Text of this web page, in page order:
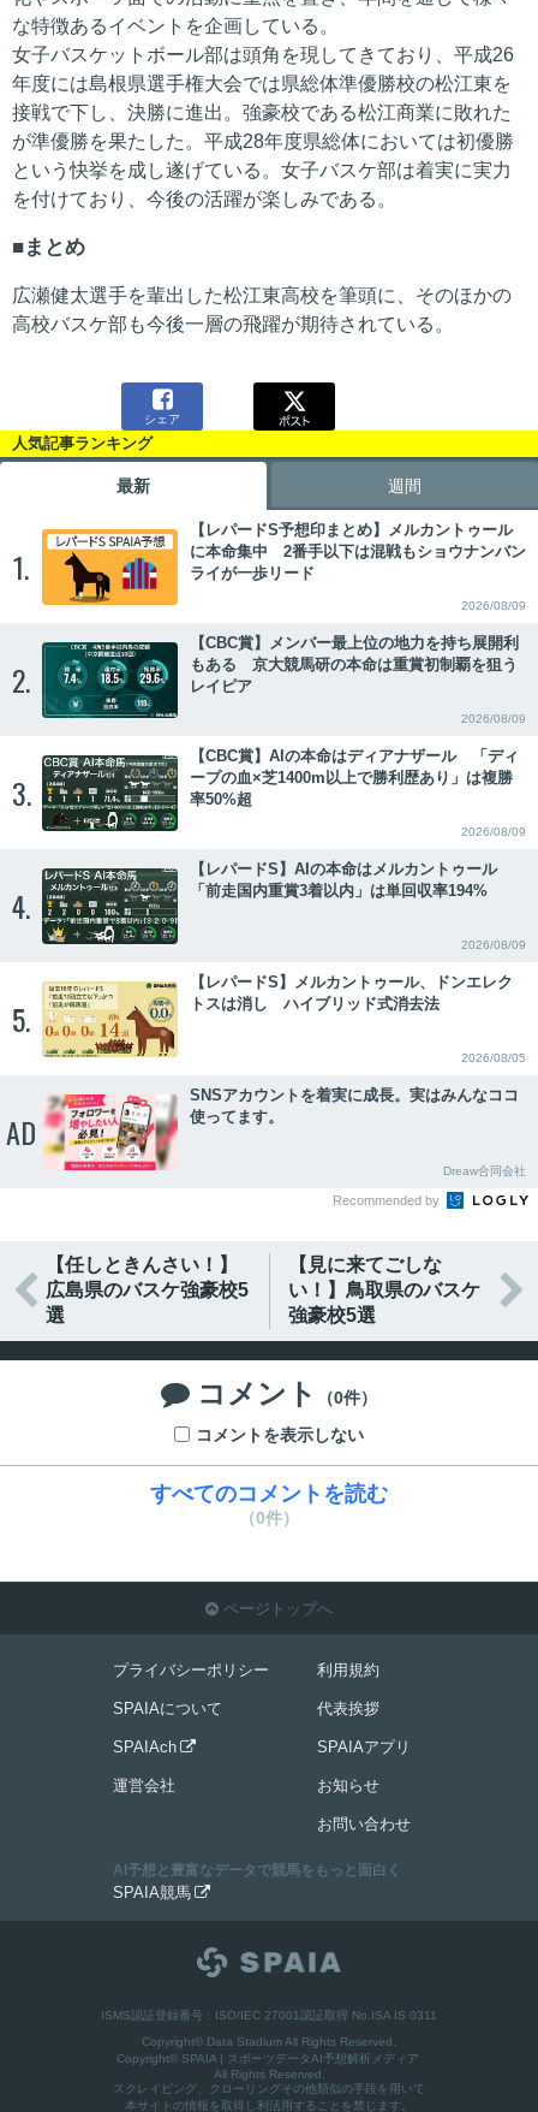
な特徴あるイベントを企画している。
女子バスケットボール部は頭角を現してきており、平成26
年度には島根県選手権大会では県総体準優勝校の松江東を
接戦で下し、決勝に進出。強豪校である松江商業に敗れた
が準優勝を果たした。平成28年度県総体においては初優勝
という快挙を成し遂げている。女子バスケ部は着実に実力
を付けており、今後の活躍が楽しみである。
まとめ
広瀬健太選手を輩出した松江東高校を筆頭に、そのほかの
高校バスケ部も今後一層の飛躍が期待されている。

シェア
人気記事ランキング
最新 週間
1.
【レパードS予想印まとめ】メルカントゥール
に本命集中 2番手以下は混戦もショウナンバン
ライが一歩リード
2026/08/09
2.
【CBC賞】メンバー最上位の地力を持ち展開利
もある 京大競馬研の本命は重賞初制覇を狙う
レイピア
2026/08/09
3.
【CBC賞】AIの本命はディアナザール 「ディ
ープの血×芝1400m以上で勝利歴あり」は複勝
率50%超
2026/08/09
4.
【レパードS】AIの本命はメルカントゥール
「前走国内重賞3着以内」は単回収率194%
2026/08/09
5.
【レパードS】メルカントゥール、ドンエレク
トスは消し ハイブリッド式消去法
2026/08/05
AD
SNSアカウントを着実に成長。実はみんなココ
使ってます。
Dreaw合同会社
Recommended by

【任しときんさい！】
広島県のバスケ強豪校5
選
【見に来てごしな
い！】鳥取県のバスケ
強豪校5選

 コメント
（0件）
コメントを表示しない
すべてのコメントを読む
（0件）
 ページトップへ
プライバシーポリシー
SPAIAについて
SPAIAch 
運営会社
利用規約
代表挨拶
SPAIAアプリ
お知らせ
お問い合わせ
AI予想と豊富なデータで競馬をもっと面白く
SPAIA競馬 
ISMS認証登録番号：ISO/IEC 27001認証取得 No.ISA IS 0311
Copyright© Data Stadium All Rights Reserved.
Copyright© SPAIA | スポーツデータAI予想解析メディア
All Rights Reserved.
スクレイピング、クローリングその他類似の手段を用いて
本サイトの情報を取得し利活用することを禁じます。